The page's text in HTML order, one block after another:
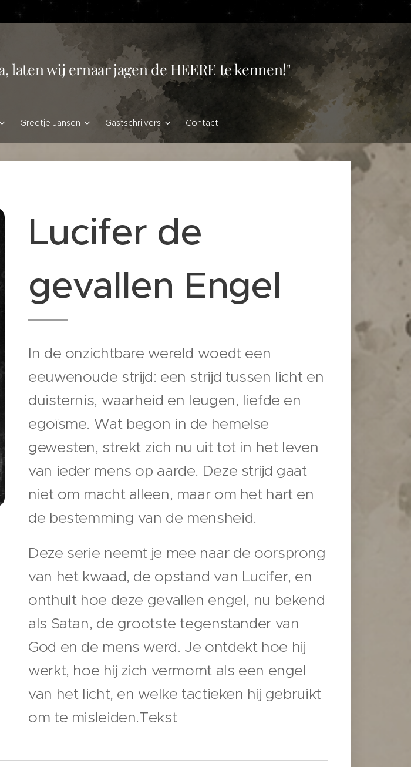
laten wij ernaar jagen de HEERE te kennen!"
Greetje Jansen Gastschrijvers Contact
Lucifer de
gevallen Engel
In de onzichtbare wereld woedt een
eeuwenoude strijd: een strijd tussen licht en
duisternis, waarheid en leugen, liefde en
egoïsme. Wat begon in de hemelse
gewesten, strekt zich nu uit tot in het leven
van ieder mens op aarde. Deze strijd gaat
niet om macht alleen, maar om het hart en
de bestemming van de mensheid.
Deze serie neemt je mee naar de oorsprong
van het kwaad, de opstand van Lucifer, en
onthult hoe deze gevallen engel, nu bekend
als Satan, de grootste tegenstander van
God en de mens werd. Je ontdekt hoe hij
werkt, hoe hij zich vermomt als een engel
van het licht, en welke tactieken hij gebruikt
om te misleiden.Tekst